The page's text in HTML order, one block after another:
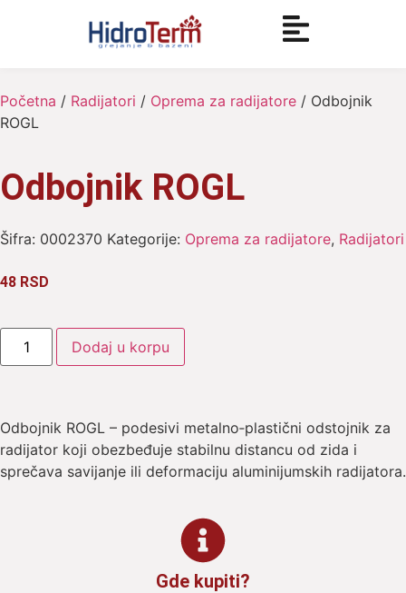
Početna / Radijatori / Oprema za radijatore / Odbojnik
ROGL
Odbojnik ROGL
Šifra: 0002370 Kategorije: Oprema za radijatore, Radijatori
48 RSD
Dodaj u korpu
Odbojnik ROGL – podesivi metalno‑plastični odstojnik za
radijator koji obezbeđuje stabilnu distancu od zida i
sprečava savijanje ili deformaciju aluminijumskih radijatora.
Gde kupiti?